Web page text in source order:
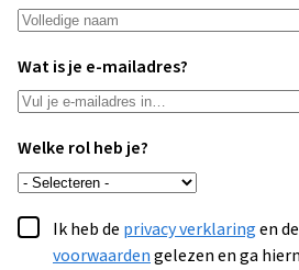
Wat is je e-mailadres?
Welke rol heb je?
Ik heb de privacy verklaringen de
voorwaardengelezen en ga